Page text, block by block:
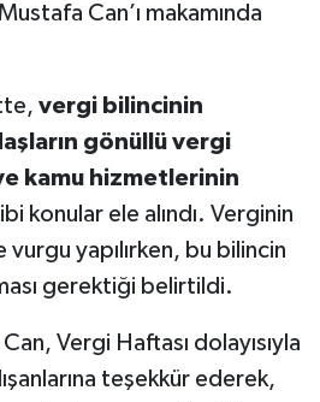
Can’ı makamında
vergi bilincinin
gönüllü vergi
kamu hizmetlerinin
konular ele alındı. Verginin
yapılırken, bu bilincin
gerektiği belirtildi.
Vergi Haftası dolayısıyla
teşekkür ederek,